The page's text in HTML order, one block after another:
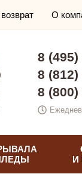
О
8 (495)
8 (812)
8 (800)
И